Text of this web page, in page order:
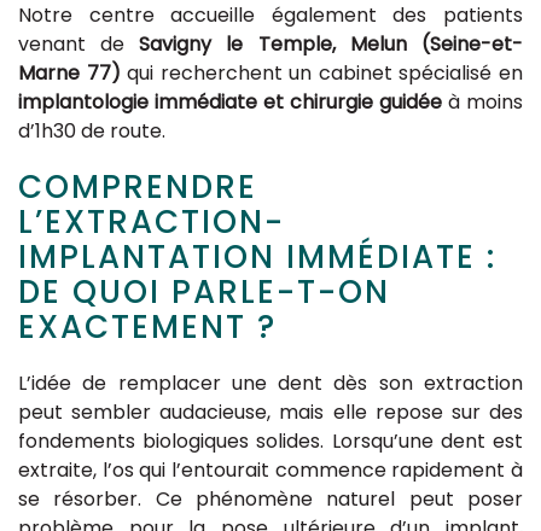
Notre centre accueille également des patients
venant deSavigny le Temple, Melun (Seine-et-
Marne 77) qui recherchent un cabinet spécialisé en
implantologie immédiate et chirurgie guidéeà moins
d’1h30 de route.
COMPRENDRE
L’EXTRACTION-
IMPLANTATION IMMÉDIATE :
DE QUOI PARLE-T-ON
EXACTEMENT ?
L’idée de remplacer une dent dès son extraction
peut sembler audacieuse, mais elle repose sur des
fondements biologiques solides. Lorsqu’une dent est
extraite, l’os qui l’entourait commence rapidement à
se résorber. Ce phénomène naturel peut poser